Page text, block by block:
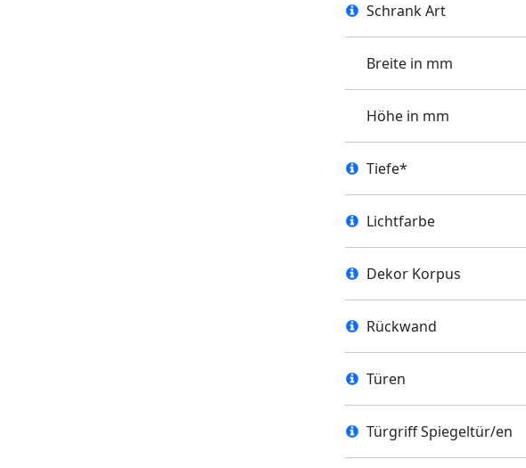
Schrank Art
Breite in mm
Höhe in mm
Tiefe*
Lichtfarbe
Dekor Korpus
Rückwand
Türen
Türgriff Spiegeltür/en